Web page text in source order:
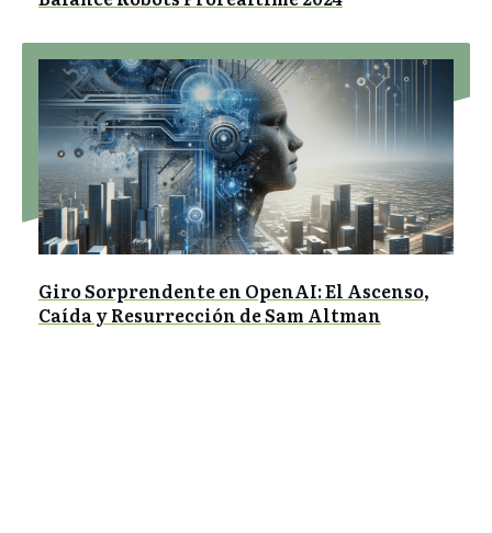
Giro Sorprendente en OpenAI: El Ascenso,
Caída y Resurrección de Sam Altman